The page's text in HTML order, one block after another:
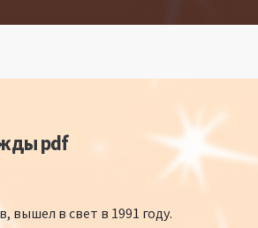
pdf
вышел в свет в 1991 году.